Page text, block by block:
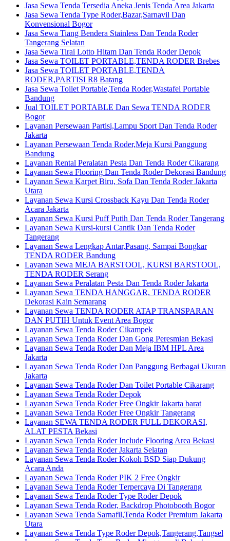
Jasa Sewa Tenda Tersedia Aneka Jenis Tenda Area Jakarta
Jasa Sewa Tenda Type Roder,Bazar,Sarnavil Dan
Konvensional Bogor
Jasa Sewa Tiang Bendera Stainless Dan Tenda Roder
Tangerang Selatan
Jasa Sewa Tirai Lotto Hitam Dan Tenda Roder Depok
Jasa Sewa TOILET PORTABLE,TENDA RODER Brebes
Jasa Sewa TOILET PORTABLE,TENDA
RODER,PARTISI R8 Batang
Jasa Sewa Toilet Portable,Tenda Roder,Wastafel Portable
Bandung
Jual TOILET PORTABLE Dan Sewa TENDA RODER
Bogor
Layanan Persewaan Partisi,Lampu Sport Dan Tenda Roder
Jakarta
Layanan Persewaan Tenda Roder,Meja Kursi Panggung
Bandung
Layanan Rental Peralatan Pesta Dan Tenda Roder Cikarang
Layanan Sewa Flooring Dan Tenda Roder Dekorasi Bandung
Layanan Sewa Karpet Biru, Sofa Dan Tenda Roder Jakarta
Utara
Layanan Sewa Kursi Crossback Kayu Dan Tenda Roder
Acara Jakarta
Layanan Sewa Kursi Puff Putih Dan Tenda Roder Tangerang
Layanan Sewa Kursi-kursi Cantik Dan Tenda Roder
Tangerang
Layanan Sewa Lengkap Antar,Pasang, Sampai Bongkar
TENDA RODER Bandung
Layanan Sewa MEJA BARSTOOL, KURSI BARSTOOL,
TENDA RODER Serang
Layanan Sewa Peralatan Pesta Dan Tenda Roder Jakarta
Layanan Sewa TENDA HANGGAR, TENDA RODER
Dekorasi Kain Semarang
Layanan Sewa TENDA RODER ATAP TRANSPARAN
DAN PUTIH Untuk Event Area Bogor
Layanan Sewa Tenda Roder Cikampek
Layanan Sewa Tenda Roder Dan Gong Peresmian Bekasi
Layanan Sewa Tenda Roder Dan Meja IBM HPL Area
Jakarta
Layanan Sewa Tenda Roder Dan Panggung Berbagai Ukuran
Jakarta
Layanan Sewa Tenda Roder Dan Toilet Portable Cikarang
Layanan Sewa Tenda Roder Depok
Layanan Sewa Tenda Roder Free Ongkir Jakarta barat
Layanan Sewa Tenda Roder Free Ongkir Tangerang
Layanan SEWA TENDA RODER FULL DEKORASI,
ALAT PESTA Bekasi
Layanan Sewa Tenda Roder Include Flooring Area Bekasi
Layanan Sewa Tenda Roder Jakarta Selatan
Layanan Sewa Tenda Roder Kokoh BSD Siap Dukung
Acara Anda
Layanan Sewa Tenda Roder PIK 2 Free Ongkir
Layanan Sewa Tenda Roder Terpercaya Di Tangerang
Layanan Sewa Tenda Roder Type Roder Depok
Layanan Sewa Tenda Roder, Backdrop Photobooth Bogor
Layanan Sewa Tenda Sarnafil,Tenda Roder Premium Jakarta
Utara
Layanan Sewa Tenda Type Roder Depok,Tangerang,Tangsel